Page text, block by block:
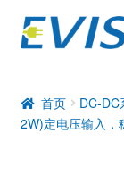
DC-DC系列
工业通信模块
首页 DC-DC
2W)定电压输入，